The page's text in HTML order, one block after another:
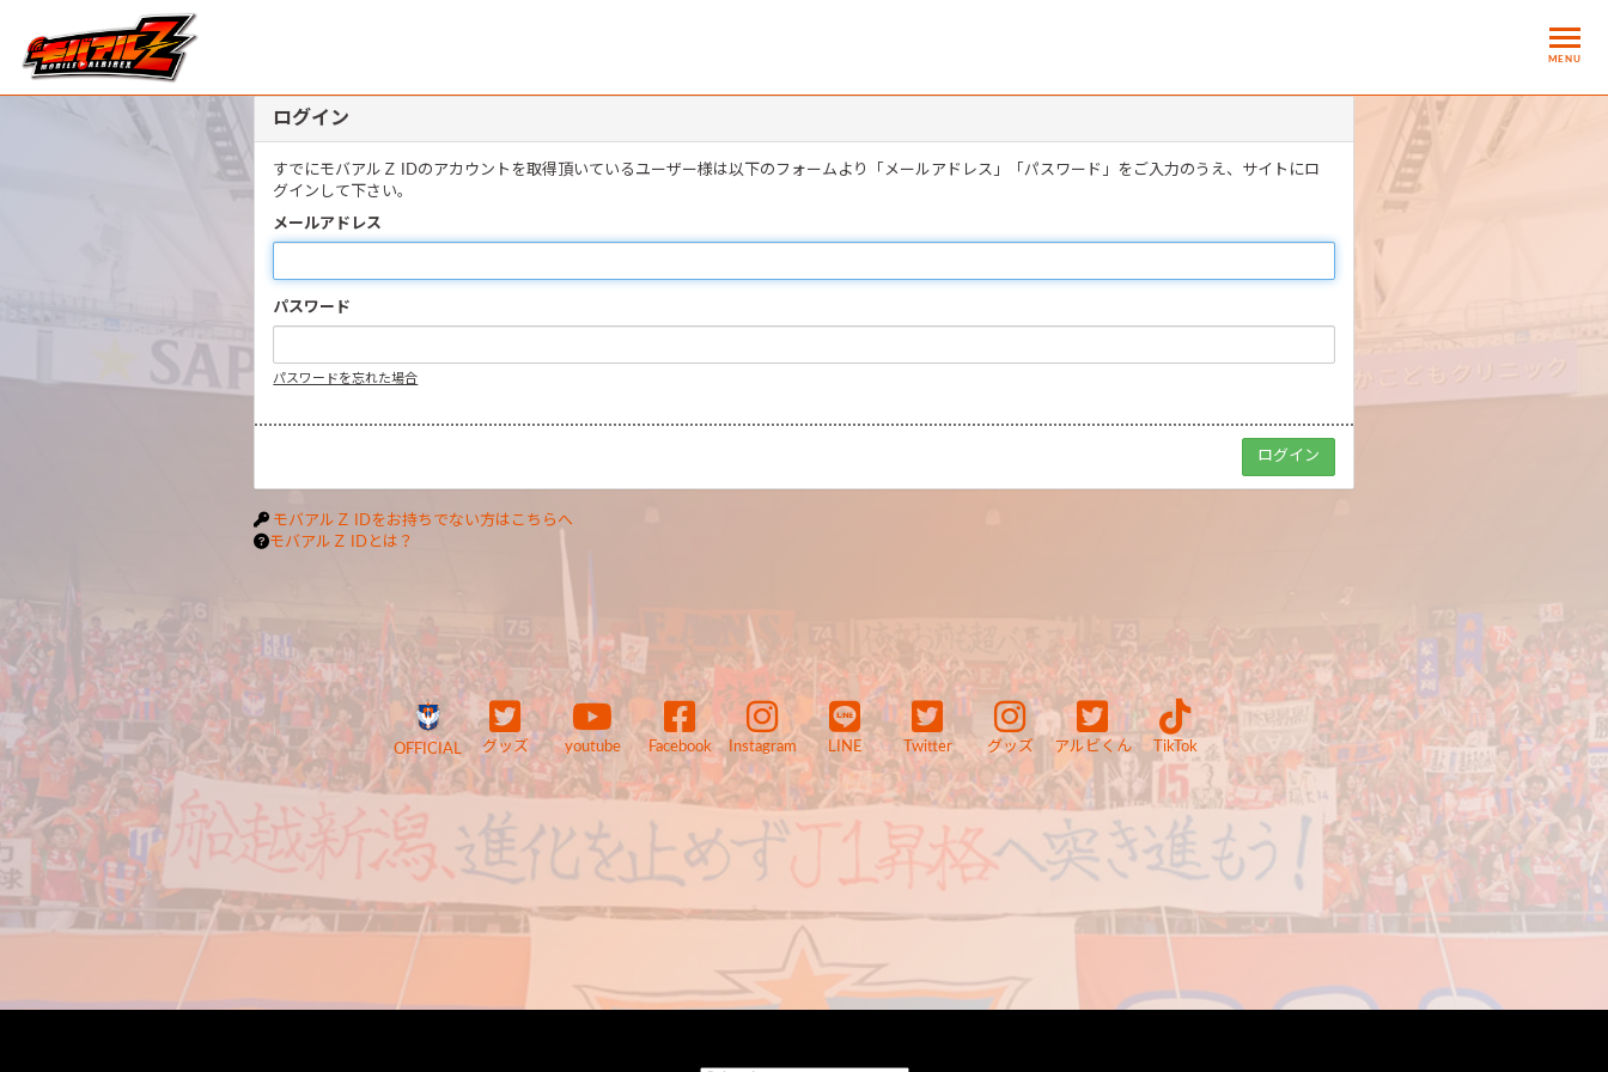
MENU
ログイン
すでにモバアルＺ IDのアカウントを取得頂いているユーザー様は以下のフォームより「メールアドレス」「パスワード」をご入力のうえ、サイトにロ
グインして下さい。
メールアドレス
パスワード
パスワードを忘れた場合
モバアルＺ IDをお持ちでない方はこちらへ
モバアルＺ IDとは？
OFFICIAL グッズ youtube Facebook Instagram LINE Twitter グッズ アルビくん TikTok